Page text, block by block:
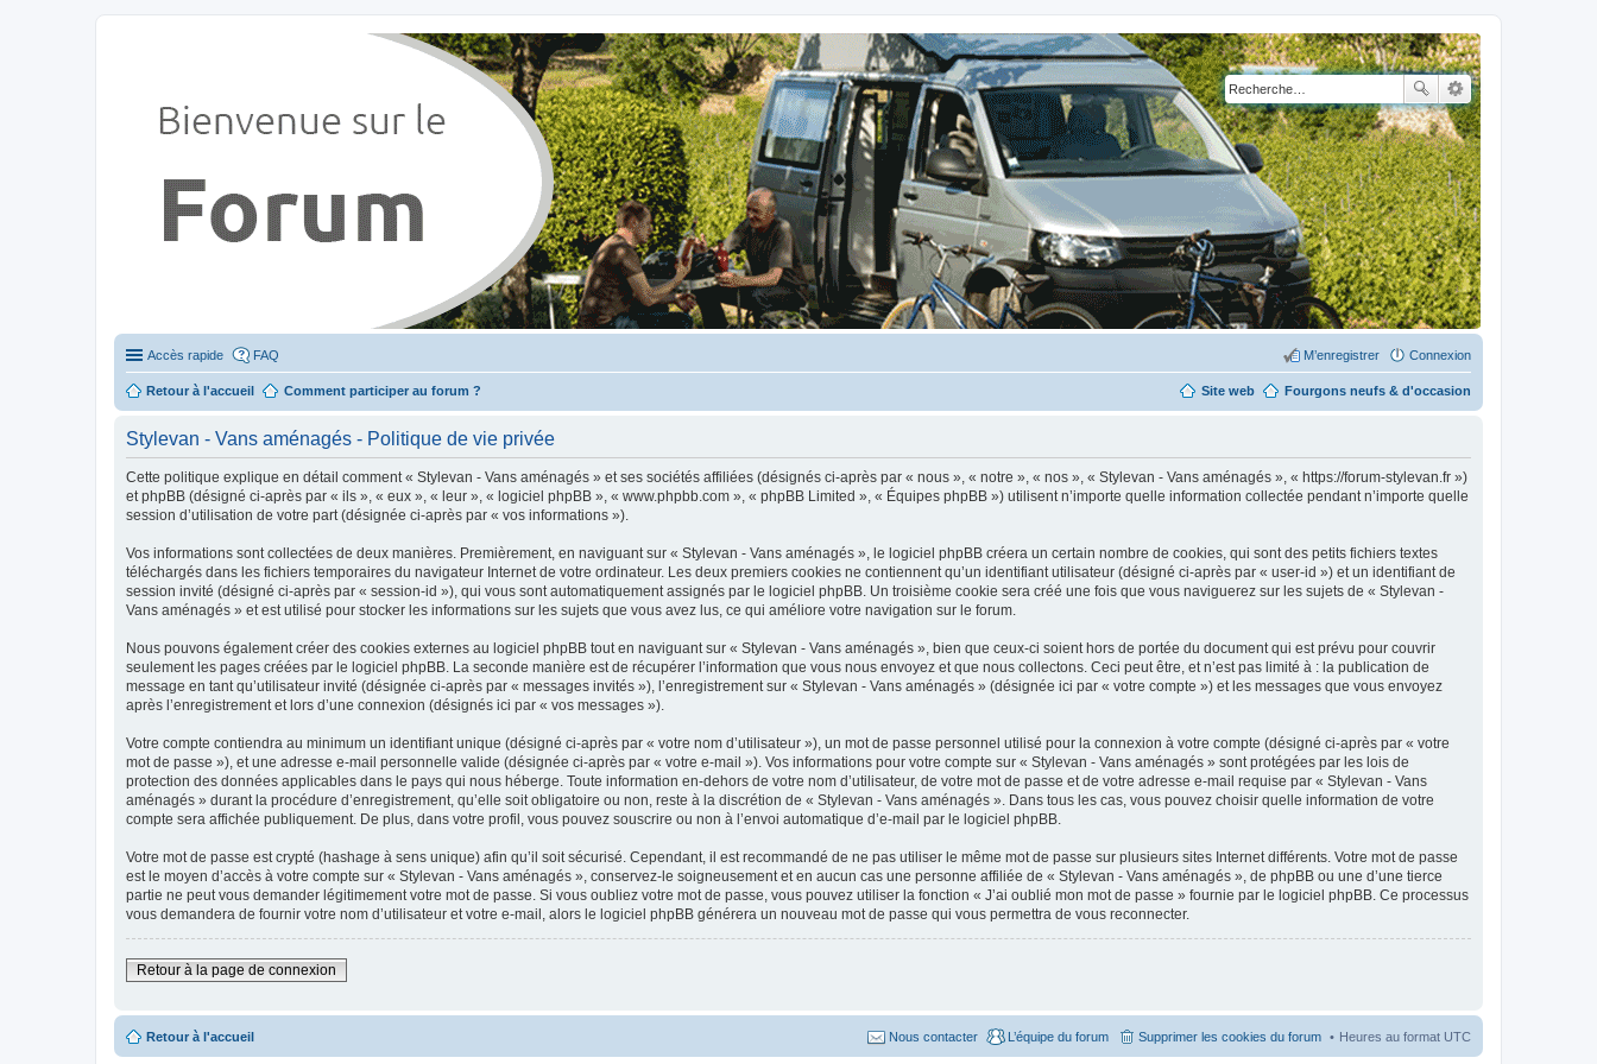
Stylevan - Vans aménagés
Accès rapide FAQ Connexion
M’enregistrer
Retour à l'accueil Comment participer au forum ? Fourgons neufs & d'occasion
Site web
Stylevan - Vans aménagés - Politique de vie privée
Cette politique explique en détail comment « Stylevan - Vans aménagés » et ses sociétés affiliées (désignés ci-après par « nous », « notre », « nos », « Stylevan - Vans aménagés », « https://forum-stylevan.fr »)
et phpBB (désigné ci-après par « ils », « eux », « leur », « logiciel phpBB », « www.phpbb.com », « phpBB Limited », « Équipes phpBB ») utilisent n’importe quelle information collectée pendant n’importe quelle
session d’utilisation de votre part (désignée ci-après par « vos informations »).
Vos informations sont collectées de deux manières. Premièrement, en naviguant sur « Stylevan - Vans aménagés », le logiciel phpBB créera un certain nombre de cookies, qui sont des petits fichiers textes
téléchargés dans les fichiers temporaires du navigateur Internet de votre ordinateur. Les deux premiers cookies ne contiennent qu’un identifiant utilisateur (désigné ci-après par « user-id ») et un identifiant de
session invité (désigné ci-après par « session-id »), qui vous sont automatiquement assignés par le logiciel phpBB. Un troisième cookie sera créé une fois que vous naviguerez sur les sujets de « Stylevan -
Vans aménagés » et est utilisé pour stocker les informations sur les sujets que vous avez lus, ce qui améliore votre navigation sur le forum.
Nous pouvons également créer des cookies externes au logiciel phpBB tout en naviguant sur « Stylevan - Vans aménagés », bien que ceux-ci soient hors de portée du document qui est prévu pour couvrir
seulement les pages créées par le logiciel phpBB. La seconde manière est de récupérer l’information que vous nous envoyez et que nous collectons. Ceci peut être, et n’est pas limité à : la publication de
message en tant qu’utilisateur invité (désignée ci-après par « messages invités »), l’enregistrement sur « Stylevan - Vans aménagés » (désignée ici par « votre compte ») et les messages que vous envoyez
après l’enregistrement et lors d’une connexion (désignés ici par « vos messages »).
Votre compte contiendra au minimum un identifiant unique (désigné ci-après par « votre nom d’utilisateur »), un mot de passe personnel utilisé pour la connexion à votre compte (désigné ci-après par « votre
mot de passe »), et une adresse e-mail personnelle valide (désignée ci-après par « votre e-mail »). Vos informations pour votre compte sur « Stylevan - Vans aménagés » sont protégées par les lois de
protection des données applicables dans le pays qui nous héberge. Toute information en-dehors de votre nom d’utilisateur, de votre mot de passe et de votre adresse e-mail requise par « Stylevan - Vans
aménagés » durant la procédure d’enregistrement, qu’elle soit obligatoire ou non, reste à la discrétion de « Stylevan - Vans aménagés ». Dans tous les cas, vous pouvez choisir quelle information de votre
compte sera affichée publiquement. De plus, dans votre profil, vous pouvez souscrire ou non à l’envoi automatique d’e-mail par le logiciel phpBB.
Votre mot de passe est crypté (hashage à sens unique) afin qu’il soit sécurisé. Cependant, il est recommandé de ne pas utiliser le même mot de passe sur plusieurs sites Internet différents. Votre mot de passe
est le moyen d’accès à votre compte sur « Stylevan - Vans aménagés », conservez-le soigneusement et en aucun cas une personne affiliée de « Stylevan - Vans aménagés », de phpBB ou une d’une tierce
partie ne peut vous demander légitimement votre mot de passe. Si vous oubliez votre mot de passe, vous pouvez utiliser la fonction « J’ai oublié mon mot de passe » fournie par le logiciel phpBB. Ce processus
vous demandera de fournir votre nom d’utilisateur et votre e-mail, alors le logiciel phpBB générera un nouveau mot de passe qui vous permettra de vous reconnecter.
Retour à la page de connexion
Retour à l'accueil Heures au format UTC
Supprimer les cookies du forum
L’équipe du forum
Nous contacter